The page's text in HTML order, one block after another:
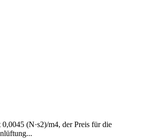
(N·s2)/m4, der Preis für die